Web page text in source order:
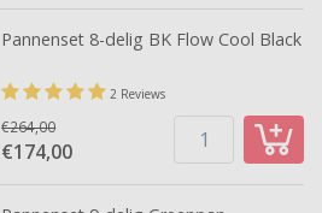
Pannenset 8-delig BK Flow Cool Black
2 Reviews
€264,00
€174,00